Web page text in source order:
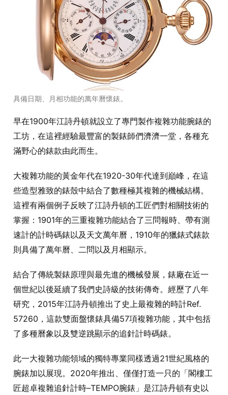
具備日期、月相功能的萬年曆懷錶。
早在1900年江詩丹頓就設立了專門製作複雜功能腕錶的
工坊，在這裡經驗最豐富的製錶師們濟濟一堂，各種充
滿野心的錶款由此而生。
大複雜功能的黃金年代在1920-30年代達到巔峰，在這
些造型雅致的錶殼中結合了數種極其複雜的機械結構。
這裡有兩個例子反映了江詩丹頓的工匠們對相關技術的
掌握：1901年的三重複雜功能結合了三問報時、帶有測
速計的計時碼錶以及天文萬年曆，1910年的獵錶式錶款
則具備了萬年曆、二問以及月相顯示。
結合了傳統製錶原理與最先進的機械發展，錶廠在近一
個世紀以後延續了我們史詩級的技術傳奇。經歷了八年
研究，2015年江詩丹頓推出了史上最複雜的時計Ref.
57260，這款雙面盤懷錶具備57項複雜功能，其中包括
了多種曆象以及雙逆跳顯示的追針計時碼錶。
此一大複雜功能領域的獨特專業同樣透過21世紀風格的
腕錶加以展現。2020年推出、僅僅打造一只的「閣樓工
匠超卓複雜追針計時–TEMPO腕錶」是江詩丹頓有史以